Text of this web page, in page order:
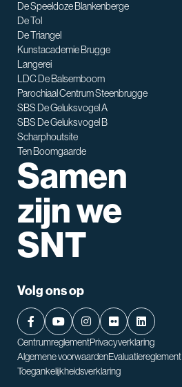
De Speeldoze Blankenberge
De Tol
De Triangel
Kunstacademie Brugge
Langerei
LDC De Balsemboom
Parochiaal Centrum Steenbrugge
SBS De Geluksvogel A
SBS De Geluksvogel B
Scharphoutsite
Ten Boomgaarde
Samen
zijn we
SNT
Volg ons op
CentrumreglementPrivacyverklaring
Algemene voorwaardenEvaluatiereglement
Toegankelijkheidsverklaring
SNT assistent
Waarmee kan ik je helpen?